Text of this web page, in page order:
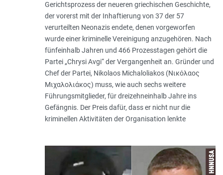
Gerichtsprozess der neueren griechischen Geschichte,
der vorerst mit der Inhaftierung von 37 der 57
verurteilten Neonazis endete, denen vorgeworfen
wurde einer kriminelle Vereinigung anzugehören. Nach
fünfeinhalb Jahren und 466 Prozesstagen gehört die
Partei „Chrysi Avgi“ der Vergangenheit an. Gründer und
Chef der Partei, Nikolaos Michaloliakos (Νικόλαος
Μιχαλολιάκος) muss, wie auch sechs weitere
Führungsmitglieder, für dreizehneinhalb Jahre ins
Gefängnis. Der Preis dafür, dass er nicht nur die
kriminellen Aktivitäten der Organisation lenkte